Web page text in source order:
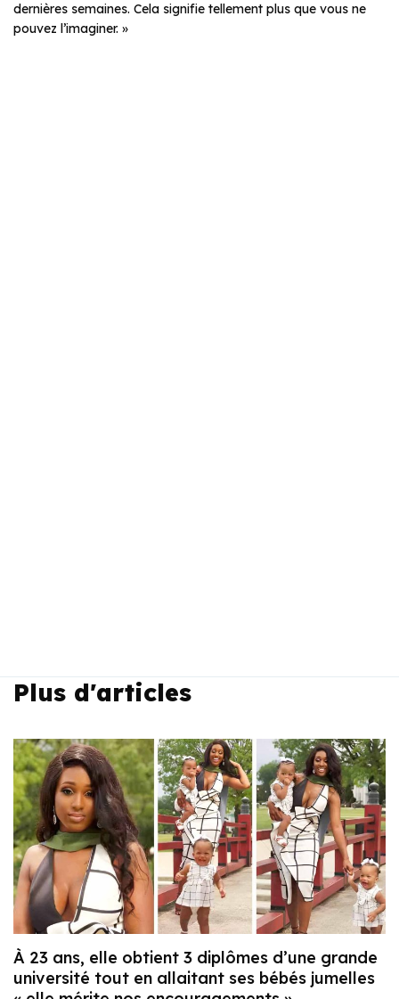
dernières semaines. Cela signifie tellement plus que vous ne
pouvez l’imaginer. »
Plus d'articles
À 23 ans, elle obtient 3 diplômes d’une grande
université tout en allaitant ses bébés jumelles